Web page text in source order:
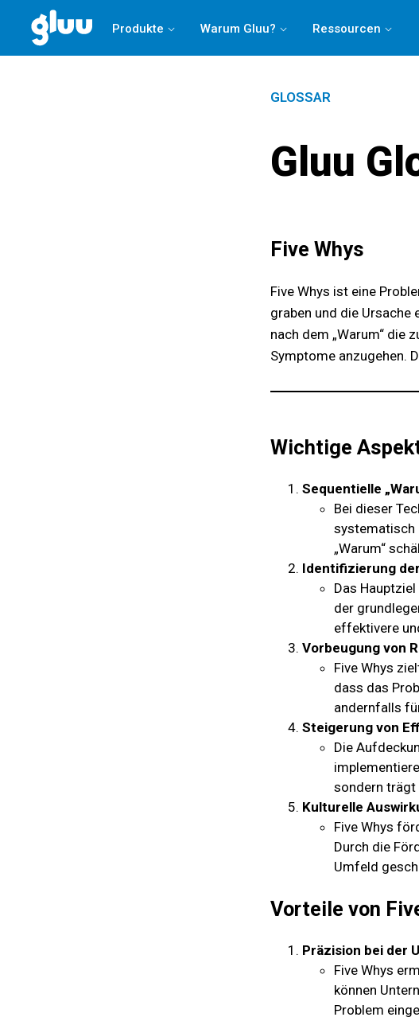
Produkte Warum Gluu? Ressourcen
GLOSSAR
Gluu
Five Whys
Five Whys ist eine
graben und die Ursache
nach dem „Warum“ die
Symptome anzugehen.
Wichtige
Sequentielle
Bei dieser
systematisch
„Warum“
Identifizierung
Das
der
effektivere
Vorbeugung von
Five Whys
dass das
andernfalls
Steigerung von
Die
sondern trägt
Kulturelle
Five Whys
Durch die
Umfeld
Vorteile von
Präzision bei der
Five Whys
können
Problem
Holen Sie sich IhrenProcess Success Benchmark 2025, indem Sie